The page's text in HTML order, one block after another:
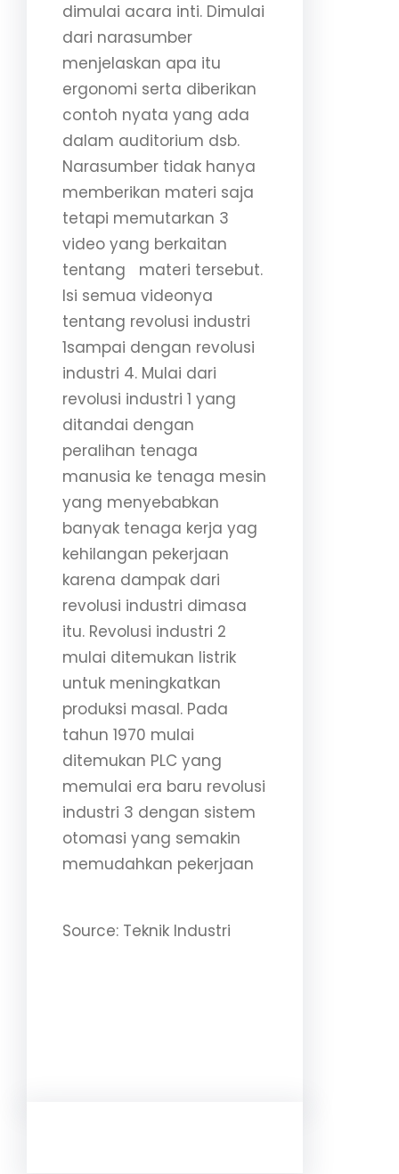
dimulai acara inti. Dimulai
dari narasumber
menjelaskan apa itu
ergonomi serta diberikan
contoh nyata yang ada
dalam auditorium dsb.
Narasumber tidak hanya
memberikan materi saja
tetapi memutarkan 3
video yang berkaitan
tentang materi tersebut.
Isi semua videonya
tentang revolusi industri
1sampai dengan revolusi
industri 4. Mulai dari
revolusi industri 1 yang
ditandai dengan
peralihan tenaga
manusia ke tenaga mesin
yang menyebabkan
banyak tenaga kerja yag
kehilangan pekerjaan
karena dampak dari
revolusi industri dimasa
itu. Revolusi industri 2
mulai ditemukan listrik
untuk meningkatkan
produksi masal. Pada
tahun 1970 mulai
ditemukan PLC yang
memulai era baru revolusi
industri 3 dengan sistem
otomasi yang semakin
memudahkan pekerjaan
Source: Teknik Industri